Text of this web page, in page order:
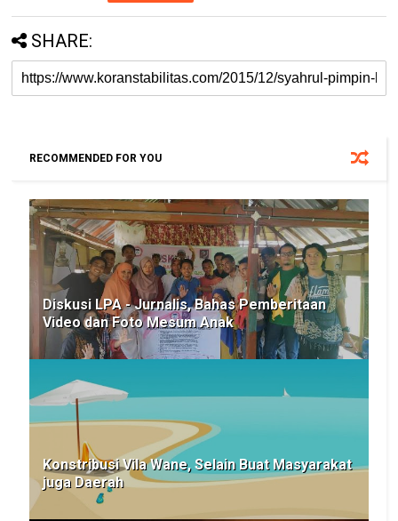
SHARE:
RECOMMENDED FOR YOU
Diskusi LPA - Jurnalis, Bahas Pemberitaan
Video dan Foto Mesum Anak
Konstribusi Vila Wane, Selain Buat Masyarakat
juga Daerah